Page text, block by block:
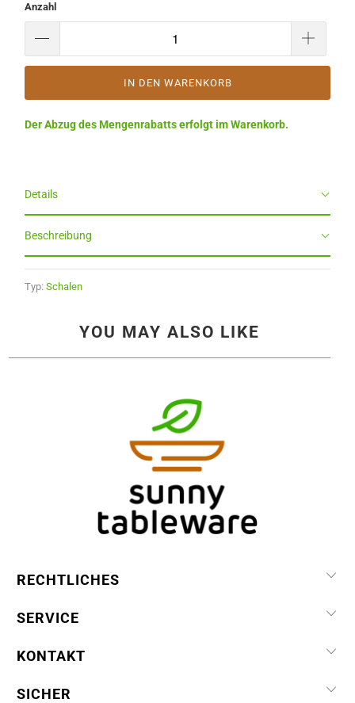
Anzahl
IN DEN WARENKORB
Der Abzug des Mengenrabatts erfolgt im Warenkorb.
Details
Beschreibung
Typ: Schalen
YOU MAY ALSO LIKE
RECHTLICHES
SERVICE
KONTAKT
SICHER